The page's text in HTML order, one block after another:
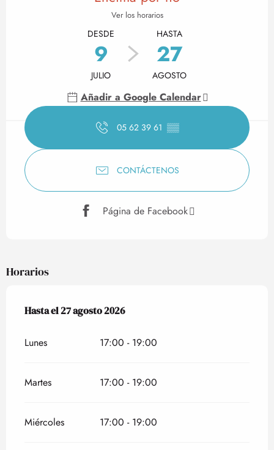
Ver los horarios
DESDE
9
JULIO
HASTA
27
AGOSTO
Añadir a Google Calendar
05 62 39 61 ▒▒
CONTÁCTENOS
Página de Facebook
Horarios
Del9 julio 2026al27 agosto 2026
Hasta el27 agosto 2026
Lunes 17:00 - 19:00
Martes 17:00 - 19:00
Miércoles 17:00 - 19:00